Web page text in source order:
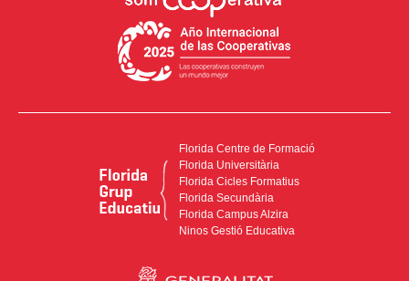
Florida Centre de Formació
Florida Universitària
Florida Cicles Formatius
Florida Secundària
Florida Campus Alzira
Ninos Gestió Educativa